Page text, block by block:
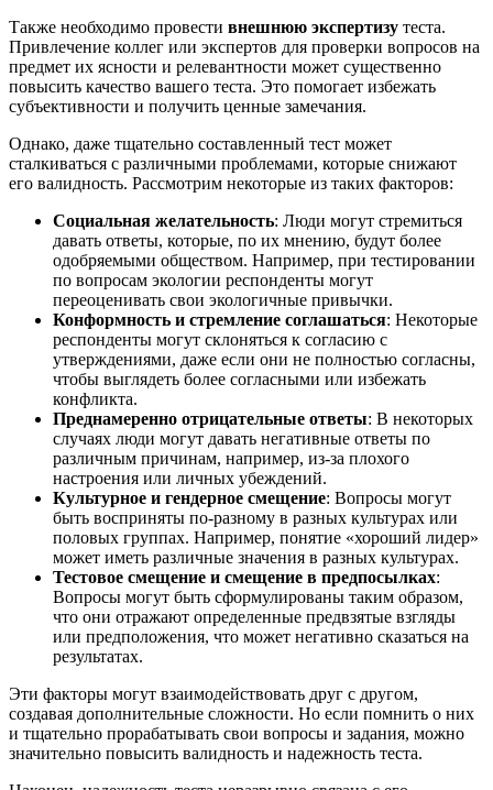
Также необходимо провести внешнюю экспертизу теста.
Привлечение коллег или экспертов для проверки вопросов на
предмет их ясности и релевантности может существенно
повысить качество вашего теста. Это помогает избежать
субъективности и получить ценные замечания.
Однако, даже тщательно составленный тест может
сталкиваться с различными проблемами, которые снижают
его валидность. Рассмотрим некоторые из таких факторов:
Социальная желательность: Люди могут стремиться
давать ответы, которые, по их мнению, будут более
одобряемыми обществом. Например, при тестировании
по вопросам экологии респонденты могут
переоценивать свои экологичные привычки.
Конформность и стремление соглашаться: Некоторые
респонденты могут склоняться к согласию с
утверждениями, даже если они не полностью согласны,
чтобы выглядеть более согласными или избежать
конфликта.
Преднамеренно отрицательные ответы: В некоторых
случаях люди могут давать негативные ответы по
различным причинам, например, из-за плохого
настроения или личных убеждений.
Культурное и гендерное смещение: Вопросы могут
быть восприняты по-разному в разных культурах или
половых группах. Например, понятие «хороший лидер»
может иметь различные значения в разных культурах.
Тестовое смещение и смещение в предпосылках:
Вопросы могут быть сформулированы таким образом,
что они отражают определенные предвзятые взгляды
или предположения, что может негативно сказаться на
результатах.
Эти факторы могут взаимодействовать друг с другом,
создавая дополнительные сложности. Но если помнить о них
и тщательно прорабатывать свои вопросы и задания, можно
значительно повысить валидность и надежность теста.